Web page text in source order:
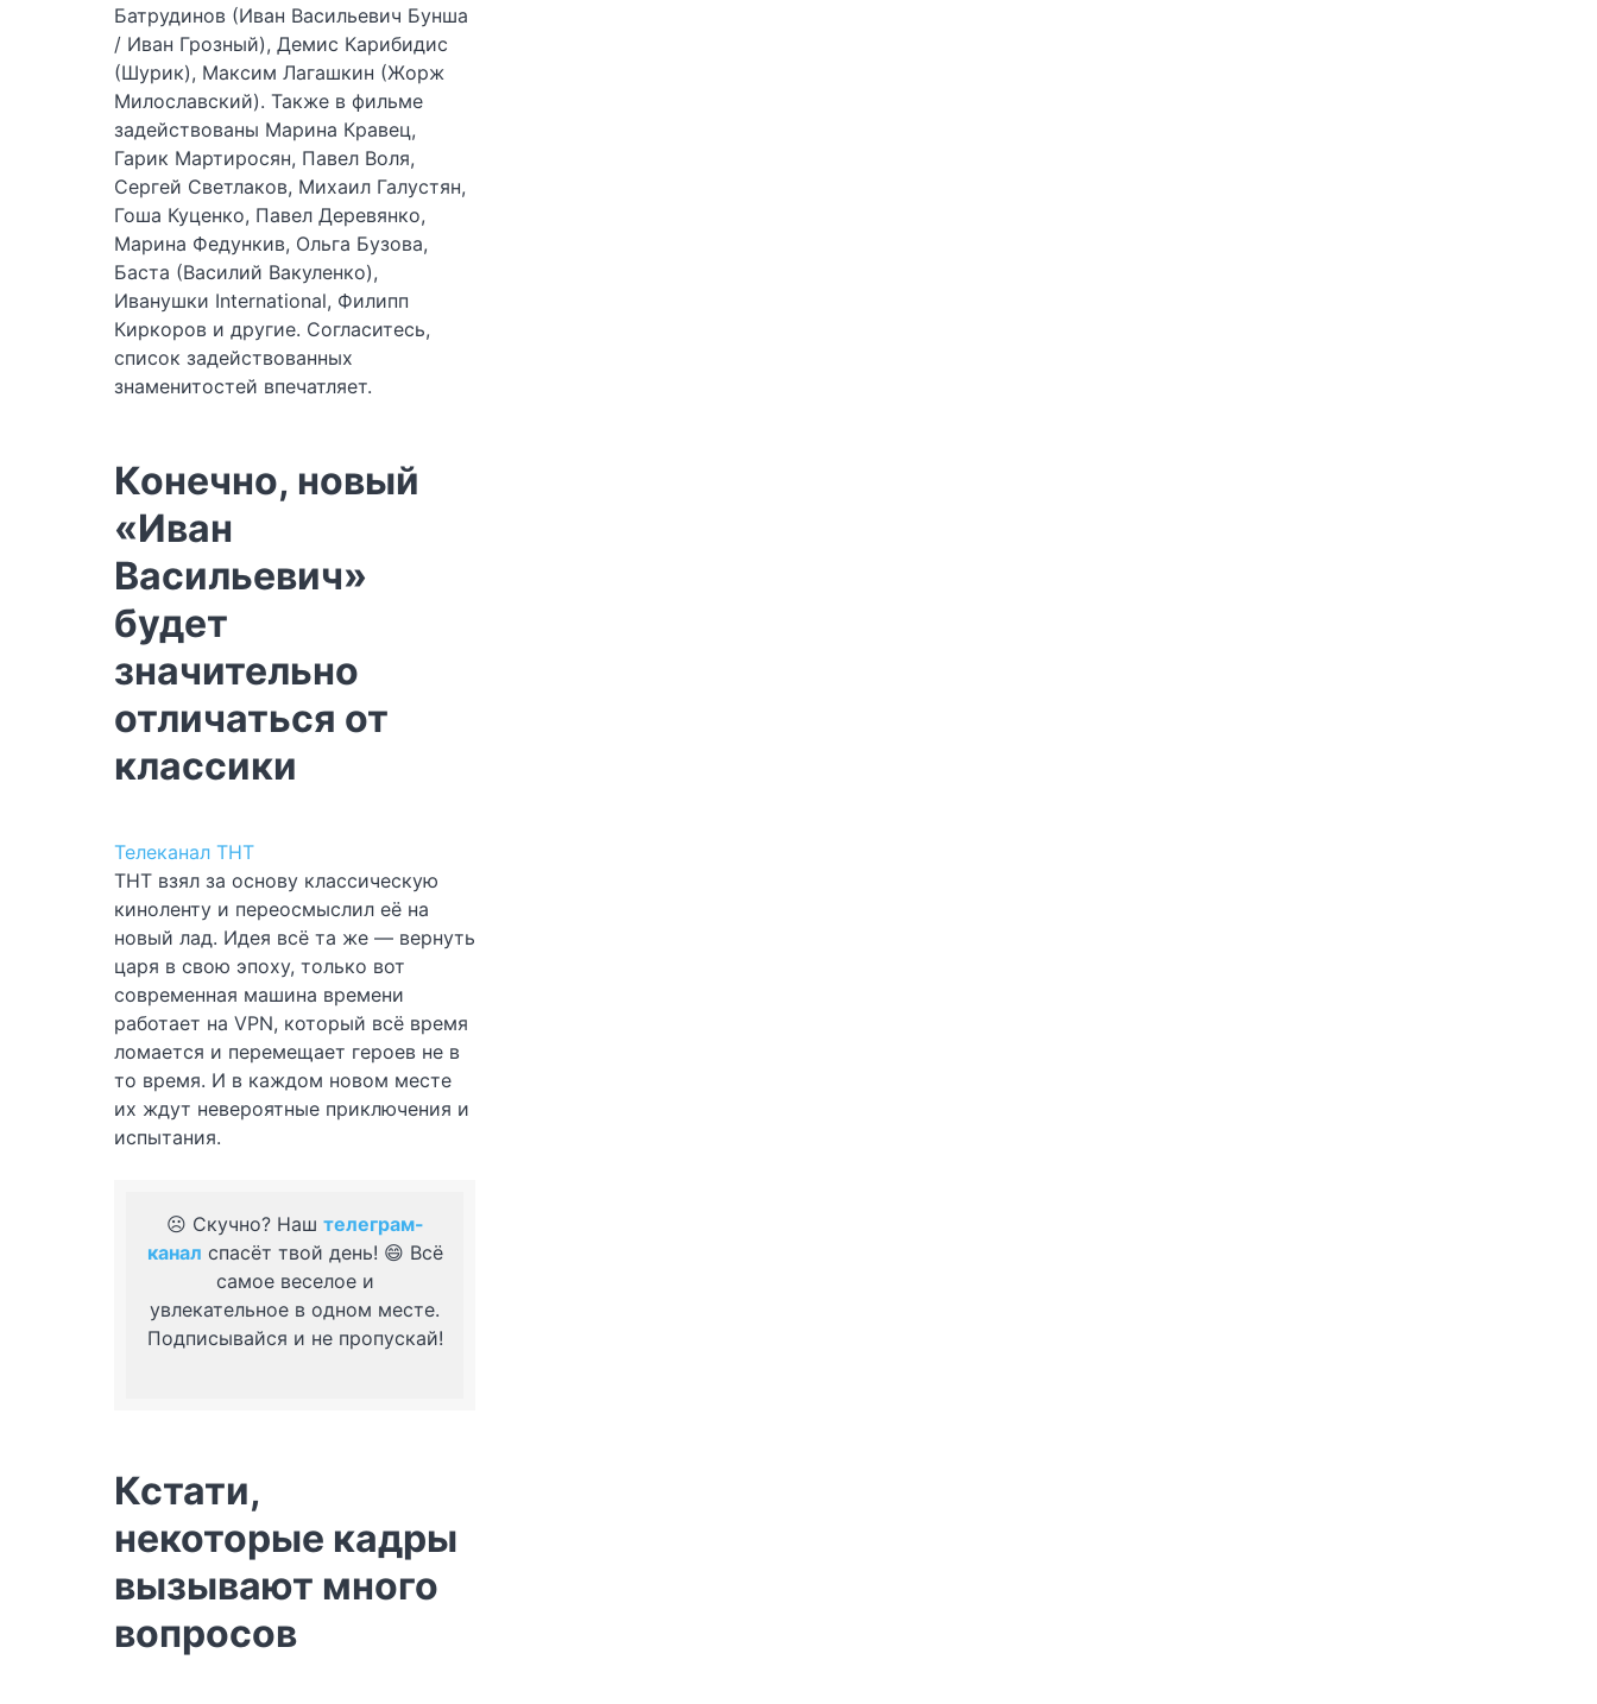
Батрудинов (Иван Васильевич Бунша
/ Иван Грозный), Демис Карибидис
(Шурик), Максим Лагашкин (Жорж
Милославский). Также в фильме
задействованы Марина Кравец,
Гарик Мартиросян, Павел Воля,
Сергей Светлаков, Михаил Галустян,
Гоша Куценко, Павел Деревянко,
Марина Федункив, Ольга Бузова,
Баста (Василий Вакуленко),
Иванушки International, Филипп
Киркоров и другие. Согласитесь,
список задействованных
знаменитостей впечатляет.
Конечно, новый
«Иван
Васильевич»
будет
значительно
отличаться от
классики
Телеканал ТНТ
ТНТ взял за основу классическую
киноленту и переосмыслил её на
новый лад. Идея всё та же — вернуть
царя в свою эпоху, только вот
современная машина времени
работает на VPN, который всё время
ломается и перемещает героев не в
то время. И в каждом новом месте
их ждут невероятные приключения и
испытания.
☹️ Скучно? Наш телеграм-
канал спасёт твой день! 😄 Всё
самое веселое и
увлекательное в одном месте.
Подписывайся и не пропускай!
Кстати,
некоторые кадры
вызывают много
вопросов